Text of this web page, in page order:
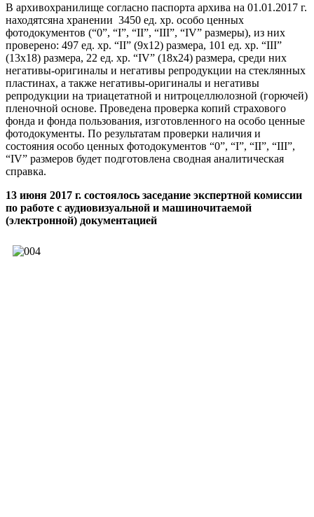
В архивохранилище согласно паспорта архива на 01.01.2017 г.
находятсяна хранении 3450 ед. хр. особо ценных
фотодокументов (“0”, “I”, “II”, “III”, “IV” размеры), из них
проверено: 497 ед. хр. “II” (9х12) размера, 101 ед. хр. “III”
(13х18) размера, 22 ед. хр. “IV” (18x24) размера, среди них
негативы-оригиналы и негативы репродукции на стеклянных
пластинах, а также негативы-оригиналы и негативы
репродукции на триацетатной и нитроцеллюлозной (горючей)
пленочной основе. Проведена проверка копий страхового
фонда и фонда пользования, изготовленного на особо ценные
фотодокументы. По результатам проверки наличия и
состояния особо ценных фотодокументов “0”, “I”, “II”, “III”,
“IV” размеров будет подготовлена сводная аналитическая
справка.
13 июня 2017 г. состоялось заседание экспертной комиссии
по работе с аудиовизуальной и машиночитаемой
(электронной) документацией